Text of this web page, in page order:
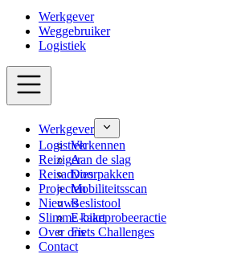
Werkgever
Weggebruiker
Logistiek
Werkgever
Verkennen
Aan de slag
Doorpakken
Mobiliteitsscan
Beslistool
E-bikeprobeeractie
Fiets Challenges
Logistiek
Reiziger
Reisadvies
Projecten
Nieuws
Slimme kaart
Over ons
Contact